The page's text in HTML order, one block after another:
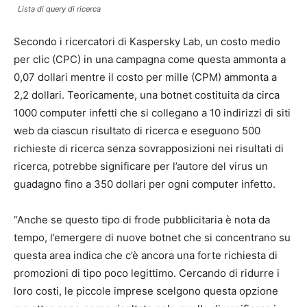
Lista di query di ricerca
Secondo i ricercatori di Kaspersky Lab, un costo medio
per clic (CPC) in una campagna come questa ammonta a
0,07 dollari mentre il costo per mille (CPM) ammonta a
2,2 dollari. Teoricamente, una botnet costituita da circa
1000 computer infetti che si collegano a 10 indirizzi di siti
web da ciascun risultato di ricerca e eseguono 500
richieste di ricerca senza sovrapposizioni nei risultati di
ricerca, potrebbe significare per l’autore del virus un
guadagno fino a 350 dollari per ogni computer infetto.
“Anche se questo tipo di frode pubblicitaria è nota da
tempo, l’emergere di nuove botnet che si concentrano su
questa area indica che c’è ancora una forte richiesta di
promozioni di tipo poco legittimo. Cercando di ridurre i
loro costi, le piccole imprese scelgono questa opzione